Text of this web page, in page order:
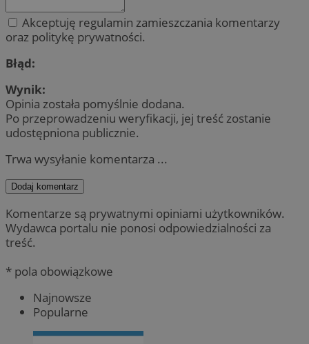
Akceptuję regulamin zamieszczania komentarzy
oraz politykę prywatności.
Błąd:
Wynik:
Opinia została pomyślnie dodana.
Po przeprowadzeniu weryfikacji, jej treść zostanie
udostępniona publicznie.
Trwa wysyłanie komentarza ...
Dodaj komentarz
Komentarze są prywatnymi opiniami użytkowników.
Wydawca portalu nie ponosi odpowiedzialności za
treść.
* pola obowiązkowe
Najnowsze
Popularne